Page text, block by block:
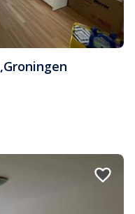
,Groningen